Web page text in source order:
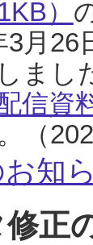
）
3月26
まし
信資
（
知
正